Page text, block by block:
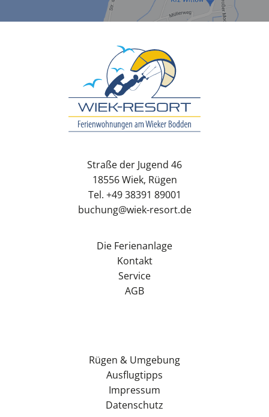
Straße der Jugend 46
18556 Wiek, Rügen
Tel. +49 38391 89001
buchung@wiek-resort.de
Die Ferienanlage
Kontakt
Service
AGB
Rügen & Umgebung
Ausflugtipps
Impressum
Datenschutz